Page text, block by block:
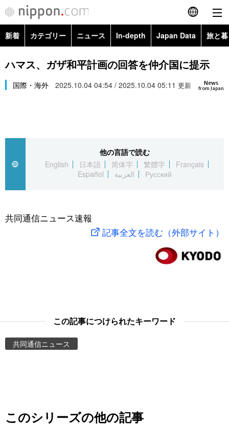
English
简体字
繁體字
العربية
社会
旅と暮らし
東京
新着 カテゴリー ニュース In-depth Japan Data 旅と
政治・外交
経済・ビジネス
社会
文化
科学・技術
暮らし
Topics
Images
お知らせ
ハマス、ガザ和平計画の回答を仲介国に提示
News
from Japan
国際・海外 2025.10.04 04:54 / 2025.10.04 05:11 更新
他の言語で読む
English
日本語 简体字 繁體字
Français
Español
العربية Русский
共同通信ニュース速報
記事全文を読む（外部サイト）
この記事につけられたキーワード
共同通信ニュース
このシリーズの他の記事